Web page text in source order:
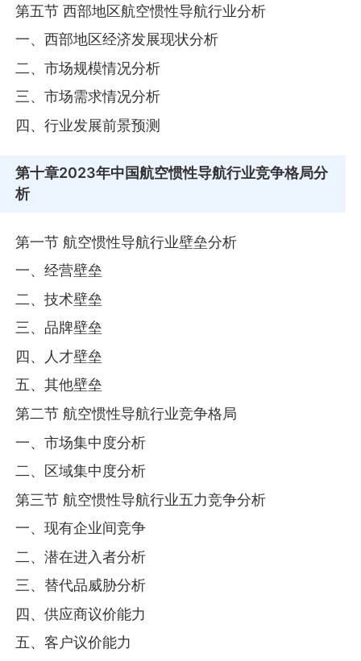
第五节 西部地区航空惯性导航行业分析
一、西部地区经济发展现状分析
二、市场规模情况分析
三、市场需求情况分析
四、行业发展前景预测
第十章2023年中国航空惯性导航行业竞争格局分
析
第一节 航空惯性导航行业壁垒分析
一、经营壁垒
二、技术壁垒
三、品牌壁垒
四、人才壁垒
五、其他壁垒
第二节 航空惯性导航行业竞争格局
一、市场集中度分析
二、区域集中度分析
第三节 航空惯性导航行业五力竞争分析
一、现有企业间竞争
二、潜在进入者分析
三、替代品威胁分析
四、供应商议价能力
五、客户议价能力